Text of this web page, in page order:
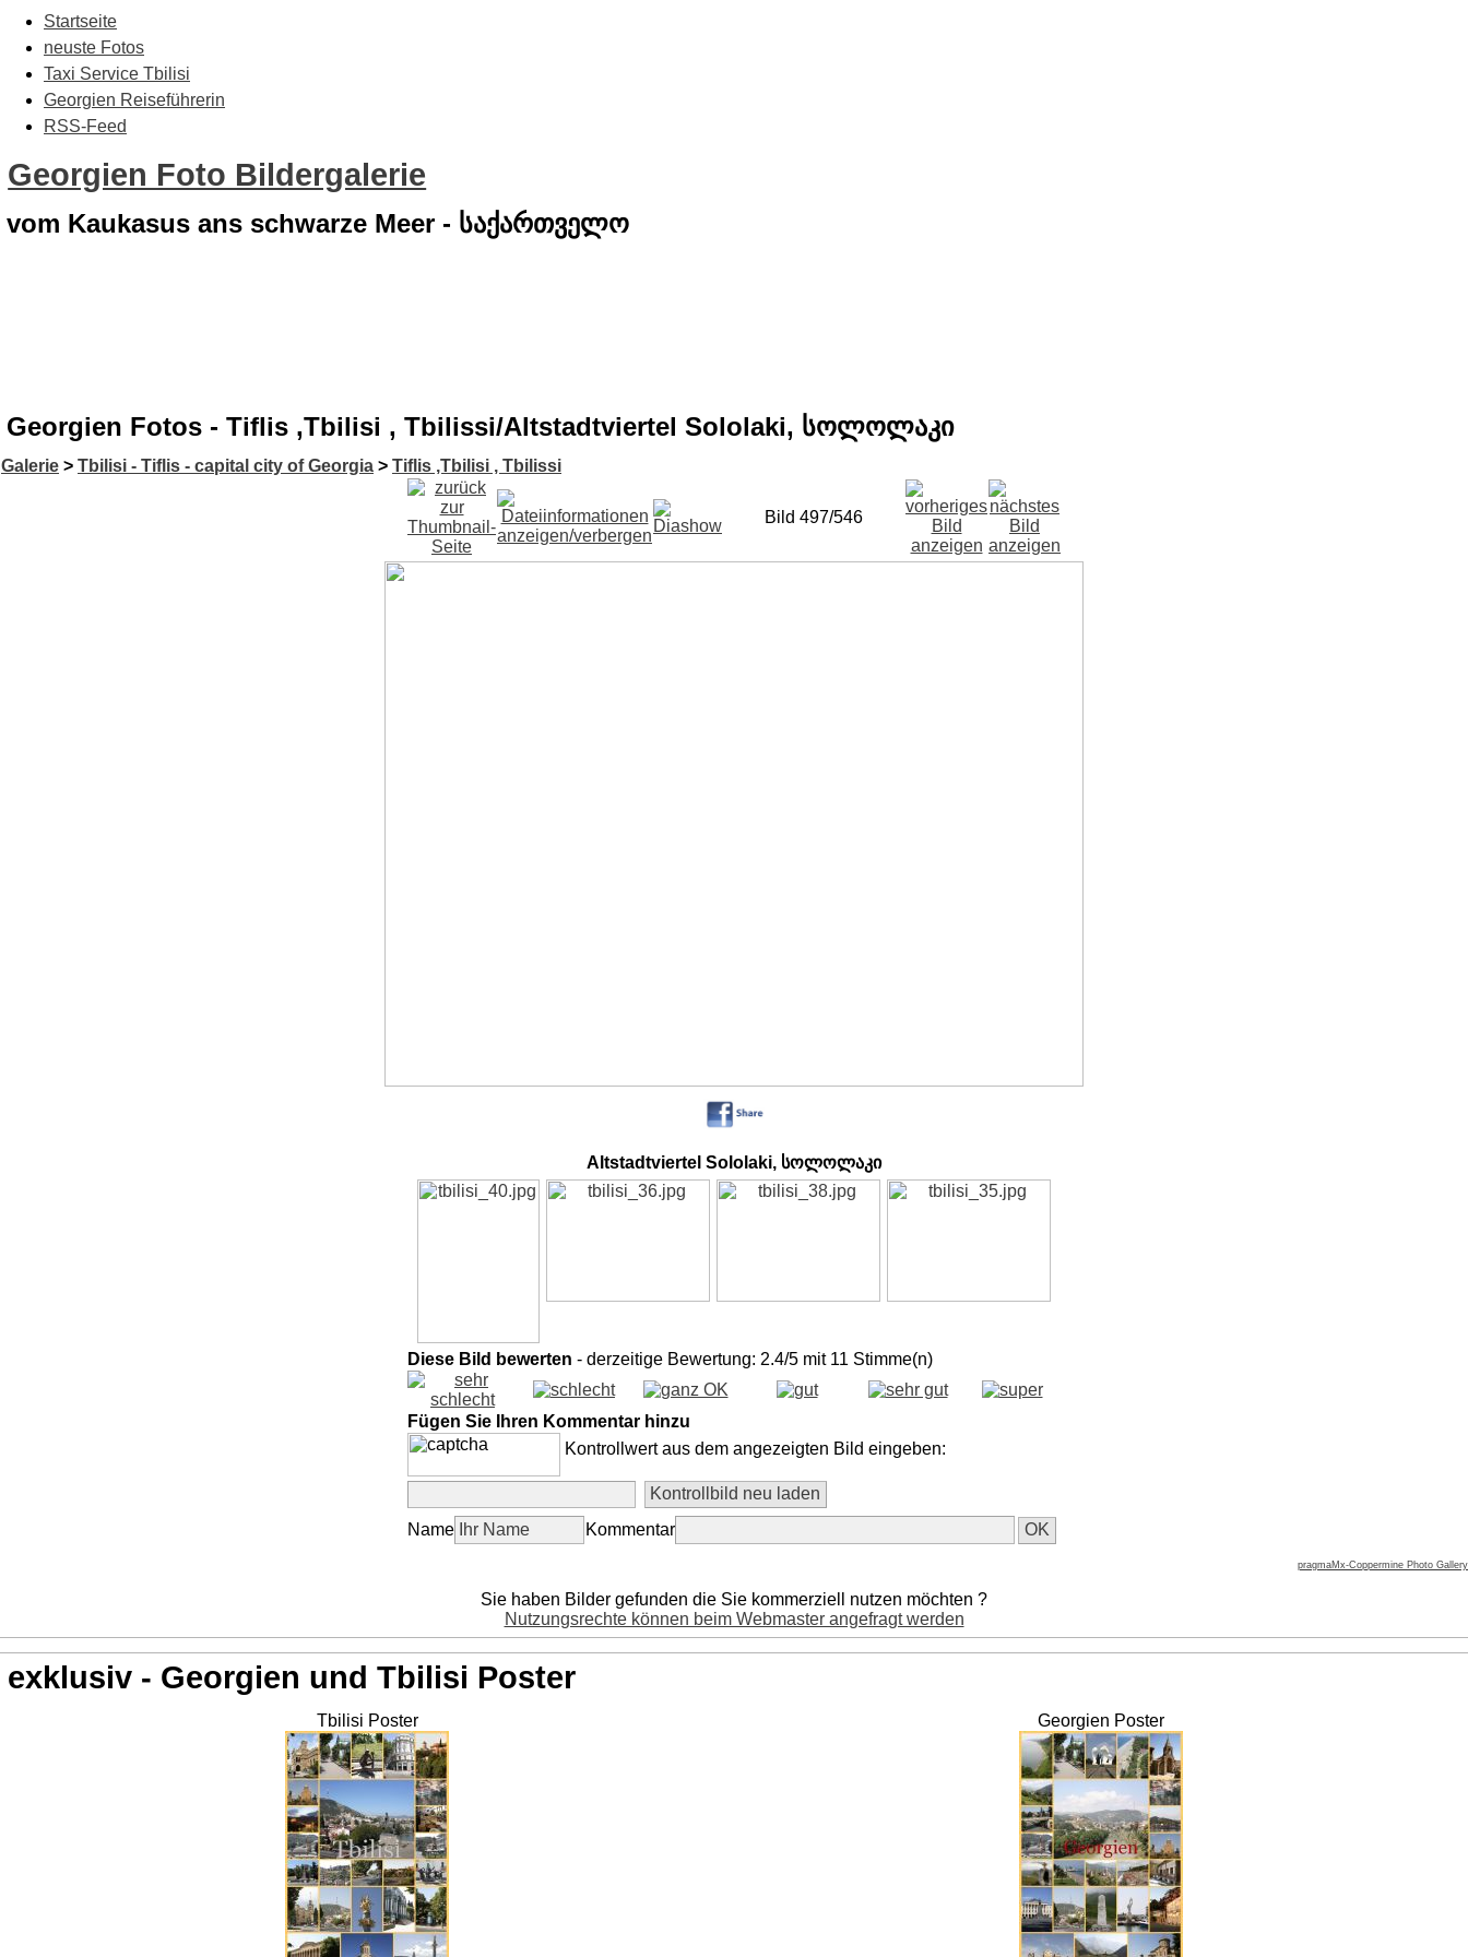
Startseite
neuste Fotos
Taxi Service Tbilisi
Georgien Reiseführerin
RSS-Feed
Georgien Foto Bildergalerie
vom Kaukasus ans schwarze Meer - საქართველო
Georgien Fotos - Tiflis ,Tbilisi , Tbilissi/Altstadtviertel Sololaki, სოლოლაკი
Galerie > Tbilisi - Tiflis - capital city of Georgia > Tiflis ,Tbilisi , Tbilissi
Bild 497/546
Altstadtviertel Sololaki, სოლოლაკი
Diese Bild bewerten - derzeitige Bewertung: 2.4/5 mit 11 Stimme(n)
Fügen Sie Ihren Kommentar hinzu
Kontrollwert aus dem angezeigten Bild eingeben:
Name Kommentar
pragmaMx-Coppermine Photo Gallery
Sie haben Bilder gefunden die Sie kommerziell nutzen möchten ?
Nutzungsrechte können beim Webmaster angefragt werden
exklusiv - Georgien und Tbilisi Poster
Tbilisi Poster Georgien Poster